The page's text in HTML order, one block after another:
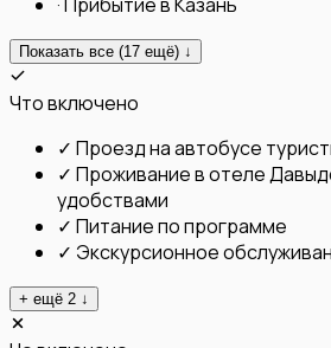
Показать все (17 ещё) ↓
Что включено
✓ Проезд на автобусе
✓ Проживание в отеле
удобствами
✓ Питание по программе
✓ Экскурсионное
+ ещё 2 ↓